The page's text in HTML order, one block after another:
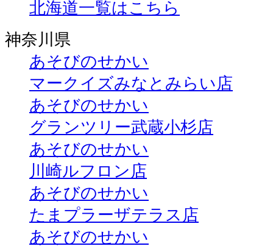
北海道一覧はこちら
神奈川県
あそびのせかい
マークイズみなとみらい店
あそびのせかい
グランツリー武蔵小杉店
あそびのせかい
川崎ルフロン店
あそびのせかい
たまプラーザテラス店
あそびのせかい